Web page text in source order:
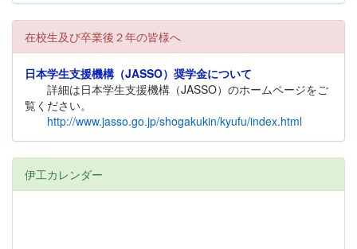
在校生及び卒業後２年の皆様へ
日本学生支援機構（JASSO）奨学金について
詳細は日本学生支援機構（JASSO）のホームページをご
覧ください。
http://www.jasso.go.jp/shogakukin/kyufu/index.html
伊工カレンダー